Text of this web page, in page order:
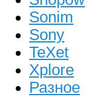
Sonim
Sony
TeXet
Xplore
Разное